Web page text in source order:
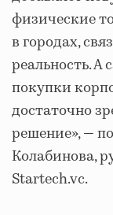
физические
в городах,
реальность. А
покупки
достаточно
решение», —
Колабинова,
Startech.vc.